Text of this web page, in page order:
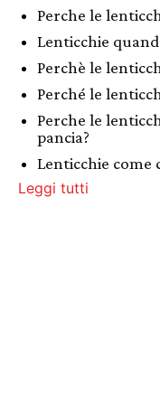
Perche le
Lenticchie
Perchè le
Perché le
Perche le
pancia?
Lenticchie come
Leggi tutti